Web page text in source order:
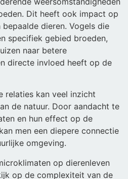
Dit heeft ook impact op
dieren. Vogels die
specifiek gebied broeden,
naar betere
directe invloed heeft op de
relaties kan veel inzicht
de natuur. Door aandacht te
en hun effect op de
men een diepere connectie
omgeving.
op dierenleven
op de complexiteit van de